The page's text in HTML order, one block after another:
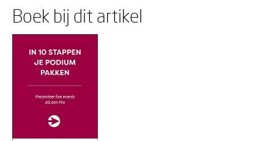
Boek bij dit artikel